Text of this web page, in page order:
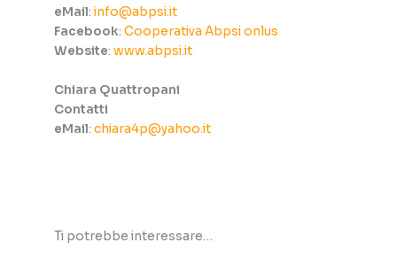
eMail: info@abpsi.it
Facebook: Cooperativa Abpsi onlus
Website: www.abpsi.it
Chiara Quattropani
Contatti
eMail: chiara4p@yahoo.it
Ti potrebbe interessare…